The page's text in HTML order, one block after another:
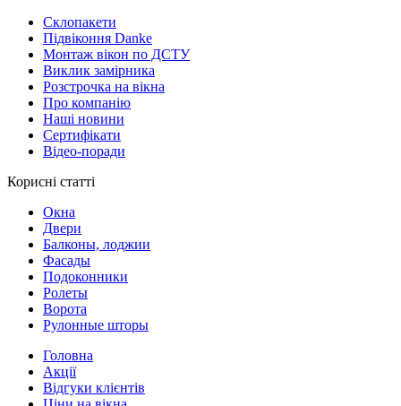
Склопакети
Підвіконня Danke
Монтаж вікон по ДСТУ
Виклик замірника
Розстрочка на вікна
Про компанію
Наші новини
Сертифікати
Відео-поради
Корисні статті
Окна
Двери
Балконы, лоджии
Фасады
Подоконники
Ролеты
Ворота
Рулонные шторы
Головна
Акції
Відгуки клієнтів